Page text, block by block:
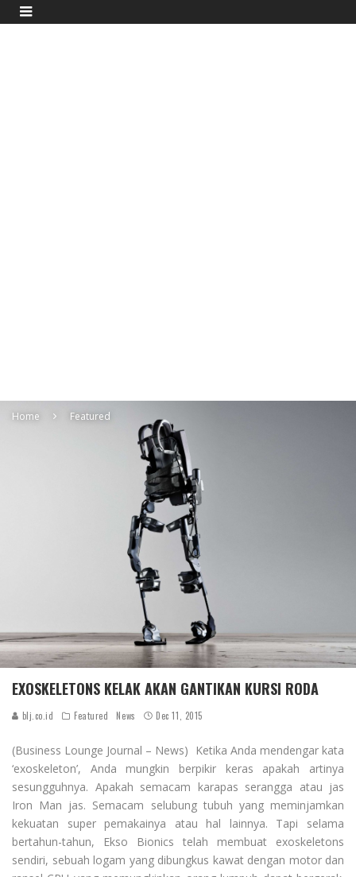
Home Featured
EXOSKELETONS KELAK AKAN GANTIKAN KURSI RODA
blj.co.id Featured News Dec 11, 2015
(Business Lounge Journal – News) Ketika Anda mendengar kata
‘exoskeleton’, Anda mungkin berpikir keras apakah artinya
sesungguhnya. Apakah semacam karapas serangga atau jas
Iron Man jas. Semacam selubung tubuh yang meminjamkan
kekuatan super pemakainya atau hal lainnya. Tapi selama
bertahun-tahun, Ekso Bionics telah membuat exoskeletons
sendiri, sebuah logam yang dibungkus kawat dengan motor dan